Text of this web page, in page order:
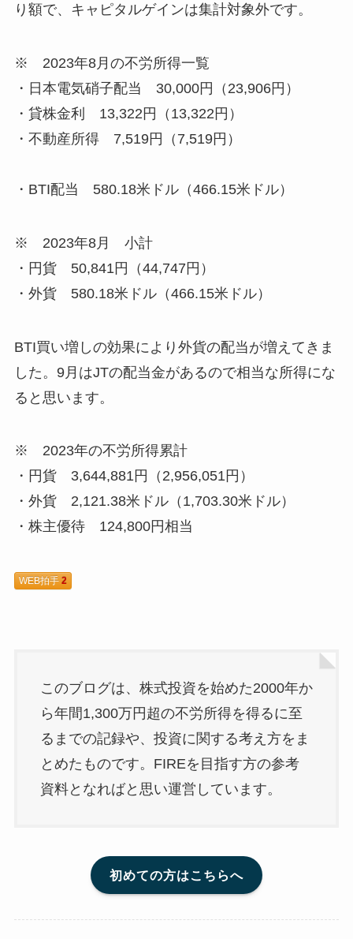
り額で、キャピタルゲインは集計対象外です。
※ 2023年8月の不労所得一覧
・日本電気硝子配当 30,000円（23,906円）
・貸株金利 13,322円（13,322円）
・不動産所得 7,519円（7,519円）
・BTI配当 580.18米ドル（466.15米ドル）
※ 2023年8月 小計
・円貨 50,841円（44,747円）
・外貨 580.18米ドル（466.15米ドル）
BTI買い増しの効果により外貨の配当が増えてきま
した。9月はJTの配当金があるので相当な所得にな
ると思います。
※ 2023年の不労所得累計
・円貨 3,644,881円（2,956,051円）
・外貨 2,121.38米ドル（1,703.30米ドル）
・株主優待 124,800円相当
WEB拍手 2
このブログは、株式投資を始めた2000年か
ら年間1,300万円超の不労所得を得るに至
るまでの記録や、投資に関する考え方をま
とめたものです。FIREを目指す方の参考
資料となればと思い運営しています。
初めての方はこちらへ